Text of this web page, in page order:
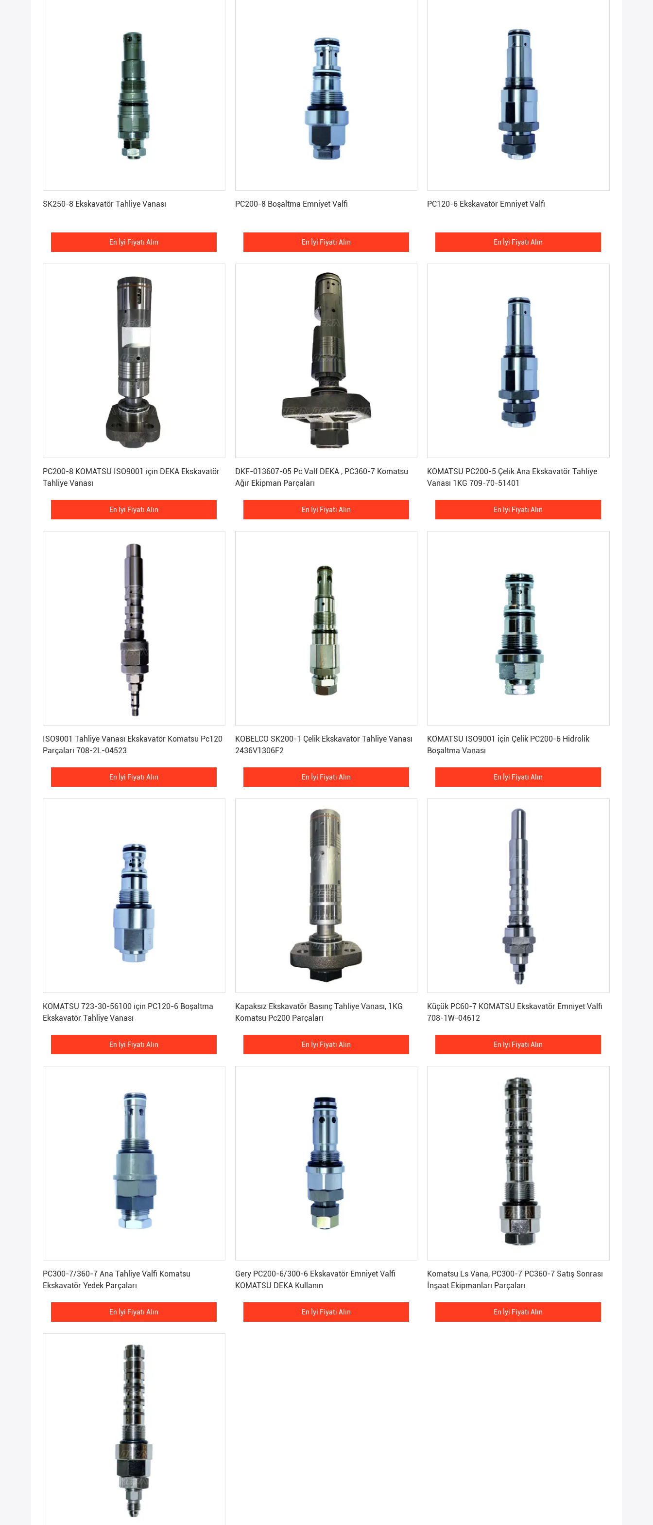
SK250-8 Ekskavatör Tahliye Vanası
En İyi Fiyatı Alın
PC200-8 Boşaltma Emniyet Valfi
En İyi Fiyatı Alın
PC120-6 Ekskavatör Emniyet Valfi
En İyi Fiyatı Alın
PC200-8 KOMATSU ISO9001 için DEKA Ekskavatör
Tahliye Vanası
En İyi Fiyatı Alın
DKF-013607-05 Pc Valf DEKA , PC360-7 Komatsu
Ağır Ekipman Parçaları
En İyi Fiyatı Alın
KOMATSU PC200-5 Çelik Ana Ekskavatör Tahliye
Vanası 1KG 709-70-51401
En İyi Fiyatı Alın
ISO9001 Tahliye Vanası Ekskavatör Komatsu Pc120
Parçaları 708-2L-04523
En İyi Fiyatı Alın
KOBELCO SK200-1 Çelik Ekskavatör Tahliye Vanası
2436V1306F2
En İyi Fiyatı Alın
KOMATSU ISO9001 için Çelik PC200-6 Hidrolik
Boşaltma Vanası
En İyi Fiyatı Alın
KOMATSU 723-30-56100 için PC120-6 Boşaltma
Ekskavatör Tahliye Vanası
En İyi Fiyatı Alın
Kapaksız Ekskavatör Basınç Tahliye Vanası, 1KG
Komatsu Pc200 Parçaları
En İyi Fiyatı Alın
Küçük PC60-7 KOMATSU Ekskavatör Emniyet Valfi
708-1W-04612
En İyi Fiyatı Alın
PC300-7/360-7 Ana Tahliye Valfi Komatsu
Ekskavatör Yedek Parçaları
En İyi Fiyatı Alın
Gery PC200-6/300-6 Ekskavatör Emniyet Valfi
KOMATSU DEKA Kullanın
En İyi Fiyatı Alın
Komatsu Ls Vana, PC300-7 PC360-7 Satış Sonrası
İnşaat Ekipmanları Parçaları
En İyi Fiyatı Alın